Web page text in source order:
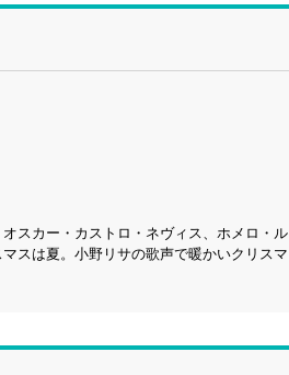
スカー・カストロ・ネヴィス、ホメロ・ル
スは夏。小野リサの歌声で暖かいクリスマ